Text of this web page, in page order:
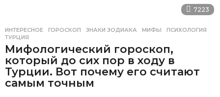
7223
ИНТЕРЕСНОЕ ГОРОСКОП ,ЗНАКИ ЗОДИАКА ,МИФЫ ,ПСИХОЛОГИЯ
ТУРЦИЯ
Мифологический гороскоп,
который до сих пор в ходу в
Турции. Вот почему его считают
самым точным